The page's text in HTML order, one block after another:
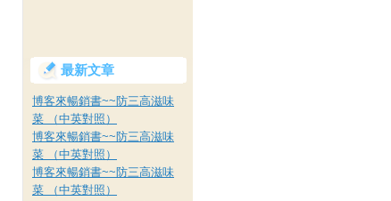
最新文章
博客來暢銷書~~防三高滋味
菜 （中英對照）
博客來暢銷書~~防三高滋味
菜 （中英對照）
博客來暢銷書~~防三高滋味
菜 （中英對照）